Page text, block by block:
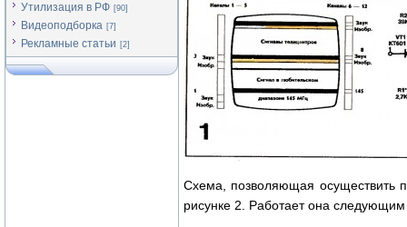
Утилизация в РФ [90]
Видеоподборка [7]
Рекламные статьи [2]
Схема, позволяющая осуществить
рисунке 2. Работает она